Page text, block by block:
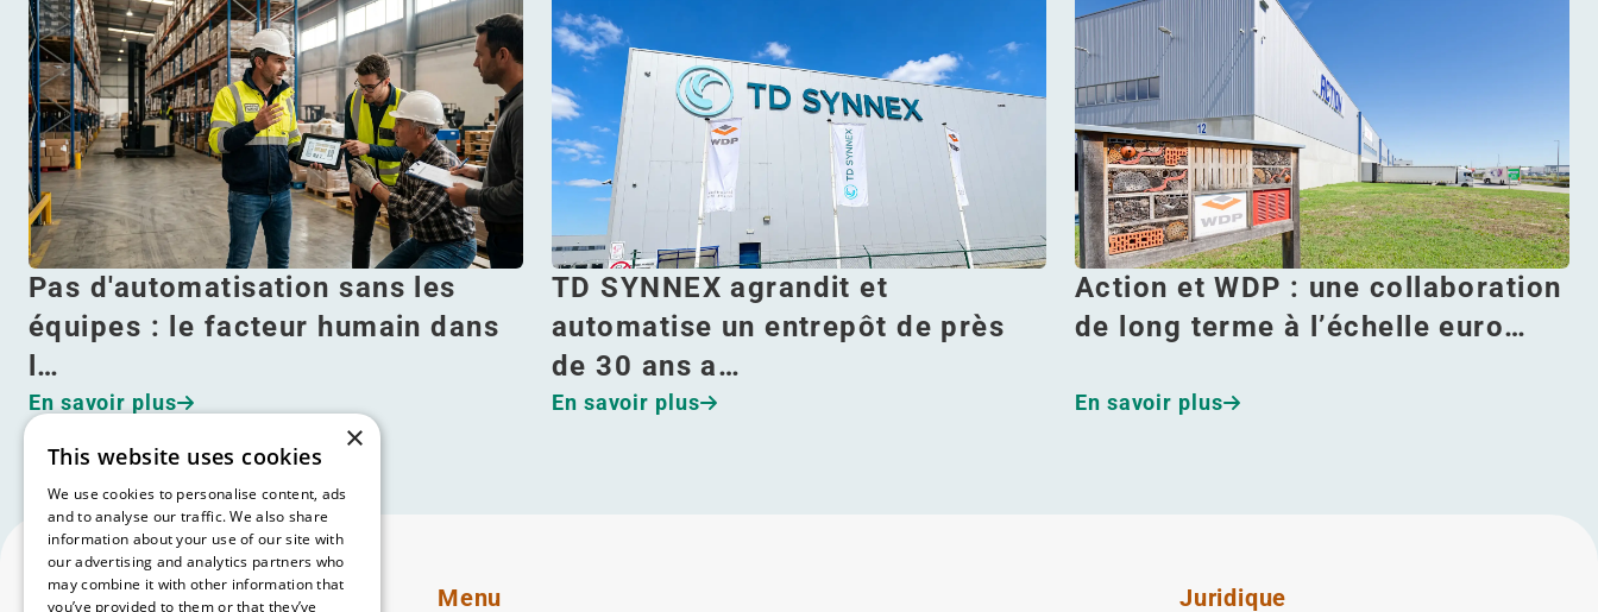
Pas d'automatisation sans les
équipes : le facteur humain dans
l…
En savoir plus
TD SYNNEX agrandit et
automatise un entrepôt de près
de 30 ans a…
En savoir plus
Action et WDP : une collaboration
de long terme à l’échelle euro…
En savoir plus
Menu Juridique
×
This website uses cookies
We use cookies to personalise content, ads
and to analyse our traffic. We also share
information about your use of our site with
our advertising and analytics partners who
may combine it with other information that
you’ve provided to them or that they’ve